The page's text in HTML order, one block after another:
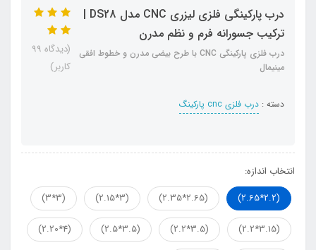
درب پارکینگی فلزی لیزری CNC مدل DS28 |
ترکیب جسورانه فرم و نظم مدرن
درب فلزی پارکینگی CNC با طرح بیضی مدرن و خطوط افقی
مینیمال
دسته : درب فلزی cnc پارکینگ
(دیدگاه 99
کاربر)
انتخاب اندازه:
(2.2*2.65)
(2.65*2.35)
(3*2.15)
(3*3)
(3.15*2.2)
(3.5*2.2)
(3.5*2.5)
(4*2.20)